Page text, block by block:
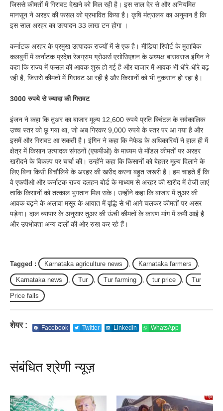
जिससे कीमतों में गिरावट देखने को मिल रही है। इस साल देर से और अनियमित
मानसून ने अरहर की फसल को प्रभावित किया है। कृषि मंत्रालय का अनुमान है कि
इस साल अरहर का उत्पादन 33 लाख टन होगा ।
कर्नाटक अरहर के प्रमुख उत्पादक राज्यों में से एक है। मीडिया रिपोर्ट के मुताबिक
कलबुर्गी में कर्नाटक प्रदेश रेडग्राम ग्रोअर्स एसोसिएशन के अध्यक्ष बासवराज इंगिन ने
कहा कि राज्य में फसल की आवक शुरू हो गई है और बाजार में आवक भी धीरे-धीरे बढ़
रही है, जिससे कीमतों में गिरावट आ रही है और किसानों को भी नुकसान हो रहा है।
3000 रुपये से ज्यादा की गिरावट
इंजन ने कहा कि तुअर का बाजार मूल्य 12,600 रुपये प्रति क्विंटल के सर्वकालिक
उच्च स्तर को छू गया था, जो अब गिरकर 9,000 रुपये के स्तर पर आ गया है और
इसमें और गिरावट आ सकती है। इंगिन ने कहा कि नेफेड के अधिकारियों ने हाल ही में
क्षेत्र में किसान उत्पादक संगठनों (एफपीओ) के माध्यम से मॉडल कीमतों पर अरहर
खरीदने के विकल्प पर चर्चा की। उन्होंने कहा कि किसानों को बेहतर मूल्य दिलाने के
लिए बिना किसी बिचौलिये के अरहर की खरीद करना बहुत जरूरी है। हम चाहते हैं कि
वे एफपीओ और कर्नाटक राज्य दलहन बोर्ड के माध्यम से अरहर की खरीद में तेजी लाएं
ताकि किसानों को तत्काल भुगतान मिल सके। उन्होंने कहा कि बाजार में तुअर की
आवक बढ़ने के अलावा मसूर के आयात में वृद्धि से भी आगे चलकर कीमतों पर असर
पड़ेगा। दाल व्यापार के अनुसार तुअर की ऊंची कीमतों के कारण मांग में कमी आई है
और उपभोक्ता अन्य दालों की ओर रुख कर रहे हैं।
Tagged : Karnataka agriculture news Karnataka farmers
Karnataka news Tur Tur farming tur price Tur
Price falls
शेयर : Facebook Twitter LinkedIn WhatsApp
संबंधित श्रेणी न्यूज़